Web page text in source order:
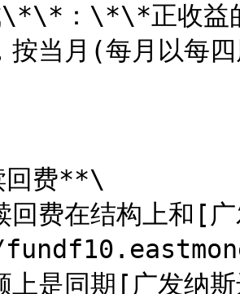
\*\*：\*\*正收益的
按当月(每月以每
回费**\
回费在结构上和[
上是同期[广发纳